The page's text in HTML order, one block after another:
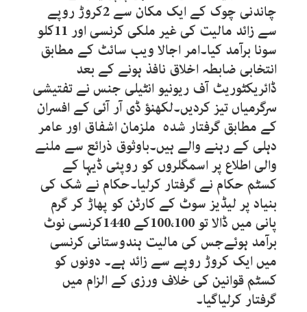
چاندنی چوک کے ایک مکان سے 2کروڑ روپے
سے زائد مالیت کی غیر ملکی کرنسی اور 11کلو
سونا برآمد کیا۔امر اجالا ویب سائٹ کے مطابق
انتخابی ضابطہ اخلاق نافذ ہونے کے بعد
ڈائریکٹوریٹ آف ریونیو انٹیلی جنس نے تفتیشی
سرگرمیاں تیز کردیں۔لکھنؤ ڈی آر آئی کے افسران
کے مطابق گرفتار شدہ ملزمان اشفاق اور عامر
دہلی کے رہنے والے ہیں۔باوثوق ذرائع سے ملنے
والی اطلاع پر اسمگلروں کو روپئی ڈیہا کے
کسٹم حکام نے گرفتار کرلیا۔حکام نے شک کی
بنیاد پر لیڈیز سوٹ کے کارٹن کو پھاڑ کر گرم
پانی میں ڈالا تو 100،100کے 1440کرنسی نوٹ
برآمد ہوئےجس کی مالیت ہندوستانی کرنسی
میں ایک کروڑ روپے سے زائد ہے۔ دونوں کو
کسٹم قوانین کی خلاف ورزی کے الزام میں
گرفتار کرلیاگیا۔